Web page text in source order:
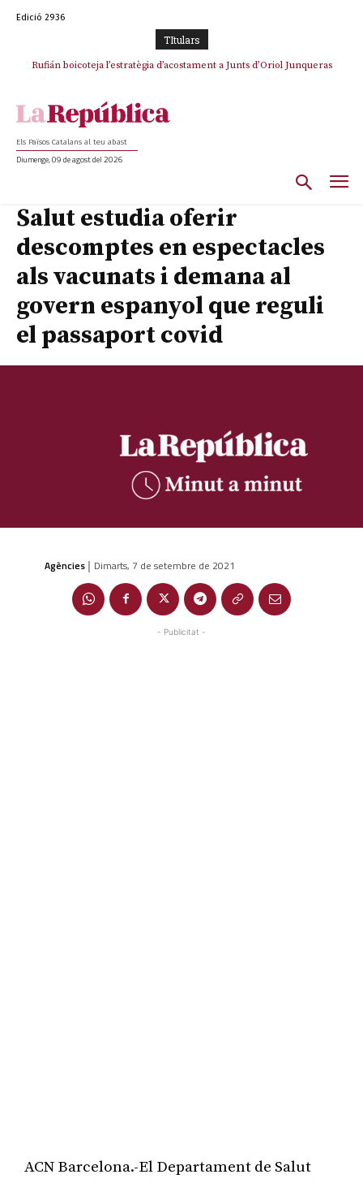
Edició 2936
TItulars
Rufián boicoteja l’estratègia d’acostament a Junts d’Oriol Junqueras
Els Països Catalans al teu abast
Diumenge, 09 de agost del 2026
Salut estudia oferir
descomptes en espectacles
als vacunats i demana al
govern espanyol que reguli
el passaport covid
Agències | Dimarts, 7 de setembre de 2021
- Publicitat -
ACN Barcelona.-El Departament de Salut